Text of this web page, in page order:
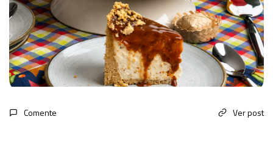
Comente Ver post